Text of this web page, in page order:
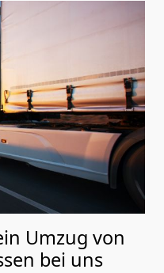
Umzug von
bei uns